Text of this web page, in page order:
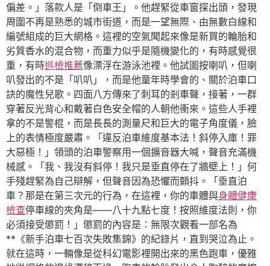
偏差。」落款人是「倒車王」。他趕緊從車窗探出頭，發現
周圍不再是熟悉的城市街道，而是一望無際、由無數白線和
編號組成的巨大網格。這裡的空氣聞起來像是新買的輪胎和
劣質香水的混合物，而重力似乎是隨機變化的，有時感覺很
重，有時巡檢推薦像漂浮在游泳池裡。他試圖按喇叭，但喇
叭發出的不是「叭叭」，而是他童年時學會的、關於泊車口
訣的魔性兒歌。四面八方傳來了刺耳的剎車聲，接著，一群
穿著反光背心和戴著白色安全帽的人朝他衝來。這些人手裡
拿的不是警棍，而是長長的測量尺和巨大的電子角度儀，臉
上的表情極度嚴肅。「違反泊車維度基本法！斜停入庫！罪
大惡極！」領頭的泊車警察用一個擴音器大喊，聲音充滿機
械感。「我、我沒有斜停！我只是垂直停在了牆壁上！」何
手殘趕緊為自己辯解，但聲音因為恐懼而顫抖。「垂直泊
車？那是在第三次元的行為，在這裡，你的車體與身體健康
檢查停車線的夾角是——八十九點七度！按照維度法則，你
必須接受懲罰！」懲罰的內容是：無限次觀看一部名為
**《新手泊車七百次失敗集錦》的紀錄片，直到哭泣為止。
就在這時，一輛像是從科幻電影裡開出來的黑色跑車，優雅